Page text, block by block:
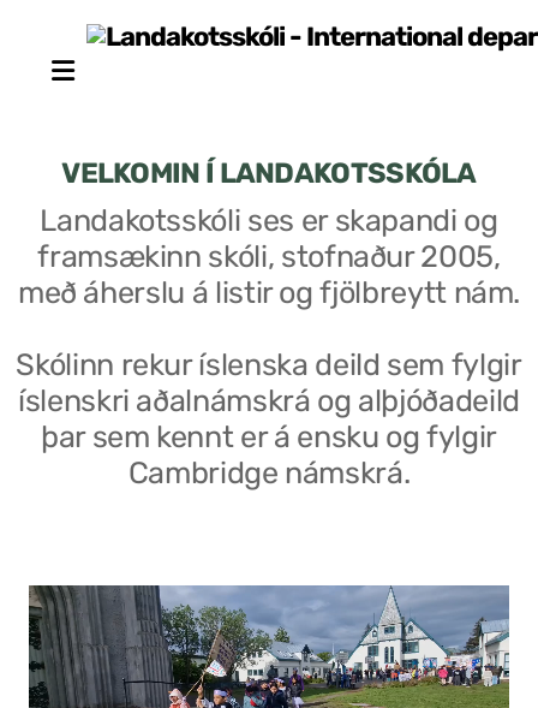
VELKOMIN Í LANDAKOTSSKÓLA
Landakotsskóli ses er skapandi og
framsækinn skóli, stofnaður 2005,
með áherslu á listir og fjölbreytt nám.
Skólinn rekur íslenska deild sem fylgir
íslenskri aðalnámskrá og alþjóðadeild
þar sem kennt er á ensku og fylgir
Cambridge námskrá.
Stjórn sjálfseignarstofnunar
Skólaráð
Fundargerðir skólaráðs
Stjórnendateymi
Skólareglur
Starfsáætlun